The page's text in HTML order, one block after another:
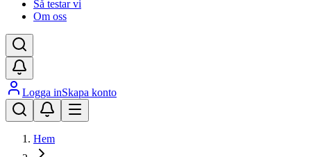
Så testar vi
Om oss
Logga inSkapa konto
Hem